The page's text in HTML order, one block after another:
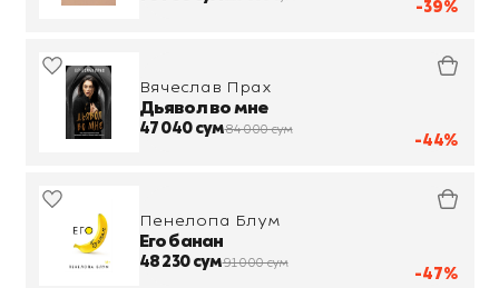
-39%
-44%
Вячеслав Прах
Дьявол во мне
47 040 сум84 000 сум
-47%
Пенелопа Блум
Его банан
48 230 сум91 000 сум